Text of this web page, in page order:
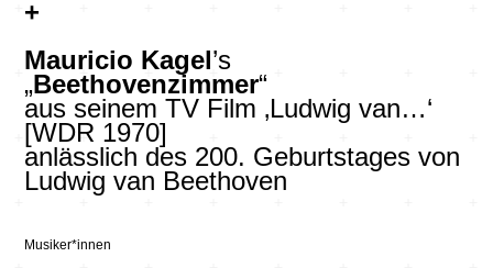
+
Mauricio Kagel’s
„Beethovenzimmer“
aus seinem TV Film ‚Ludwig van…‘
[WDR 1970]
anlässlich des 200. Geburtstages von
Ludwig van Beethoven
Musiker*innen